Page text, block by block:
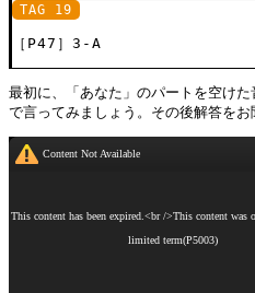
TAG 19
［P47］3-A
最初に、「あなた」のパートを空け
で言ってみましょう。その後解答をお